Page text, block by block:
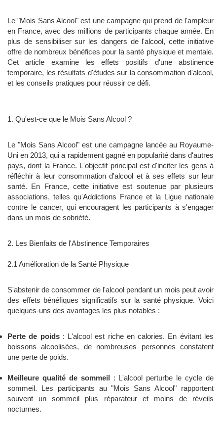
Le "Mois Sans Alcool" est une campagne qui prend de l'ampleur
en France, avec des millions de participants chaque année. En
plus de sensibiliser sur les dangers de l'alcool, cette initiative
offre de nombreux bénéfices pour la santé physique et mentale.
Cet article examine les effets positifs d'une abstinence
temporaire, les résultats d'études sur la consommation d'alcool,
et les conseils pratiques pour réussir ce défi.
1. Qu'est-ce que le Mois Sans Alcool ?
Le "Mois Sans Alcool" est une campagne lancée au Royaume-
Uni en 2013, qui a rapidement gagné en popularité dans d'autres
pays, dont la France. L'objectif principal est d'inciter les gens à
réfléchir à leur consommation d'alcool et à ses effets sur leur
santé. En France, cette initiative est soutenue par plusieurs
associations, telles qu'Addictions France et la Ligue nationale
contre le cancer, qui encouragent les participants à s'engager
dans un mois de sobriété.
2. Les Bienfaits de l'Abstinence Temporaires
2.1 Amélioration de la Santé Physique
S'abstenir de consommer de l'alcool pendant un mois peut avoir
des effets bénéfiques significatifs sur la santé physique. Voici
quelques-uns des avantages les plus notables :
Perte de poids: L'alcool est riche en calories. En évitant les
boissons alcoolisées, de nombreuses personnes constatent
une perte de poids.
Meilleure qualité de sommeil : L'alcool perturbe le cycle de
sommeil. Les participants au "Mois Sans Alcool" rapportent
souvent un sommeil plus réparateur et moins de réveils
nocturnes.